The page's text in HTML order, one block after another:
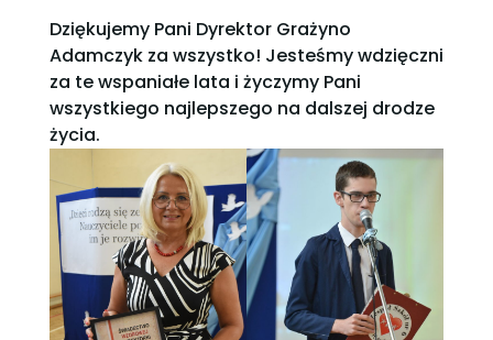
Dziękujemy Pani Dyrektor Grażyno
Adamczyk za wszystko! Jesteśmy wdzięczni
za te wspaniałe lata i życzymy Pani
wszystkiego najlepszego na dalszej drodze
życia.